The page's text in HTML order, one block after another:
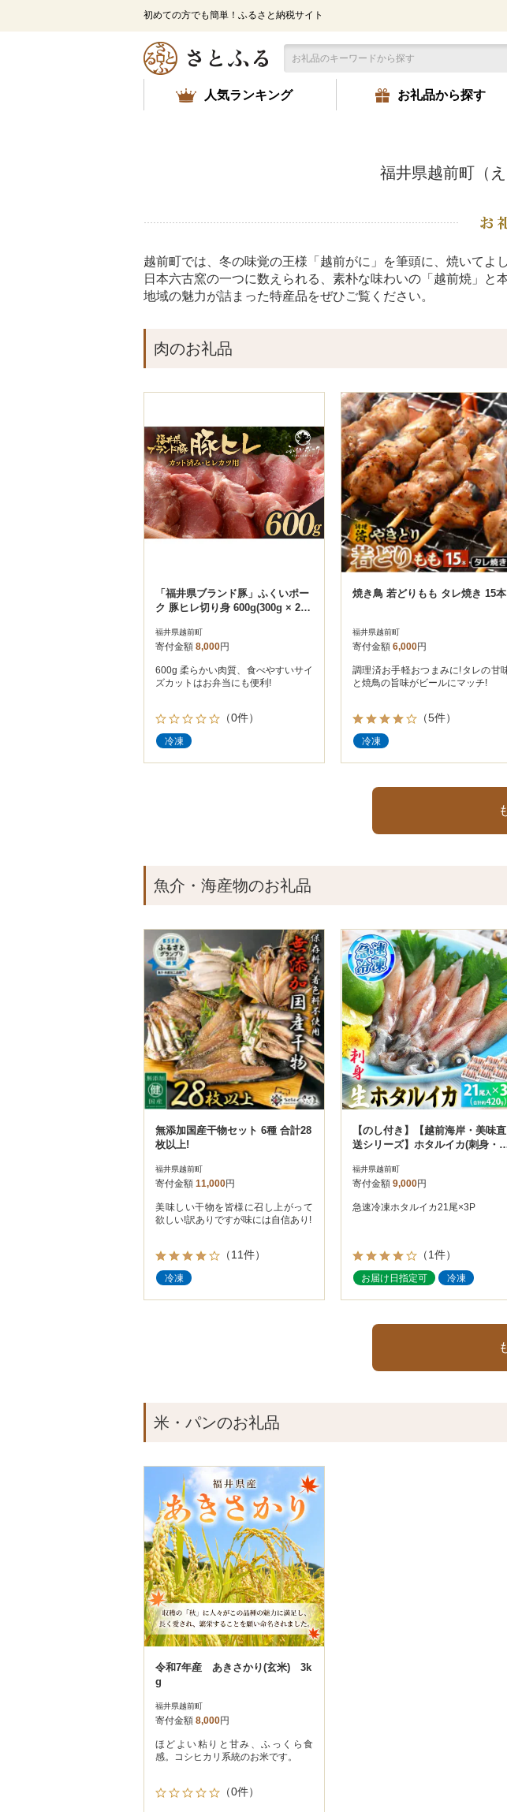
初めての方でも簡単！ふるさと納税サイト
人気ランキング お礼品から探す
福井県越前町（
越前町では、冬の味覚の王様「越前がに」を筆頭に、焼いてよ
日本六古窯の一つに数えられる、素朴な味わいの「越前焼」と
地域の魅力が詰まった特産品をぜひご覧ください。
肉のお礼品
「福井県ブランド豚」ふくいポー
ク 豚ヒレ切り身 600g(300g × 2パ
福井県越前町
寄付金額 8,000円
600g 柔らかい肉質、食べやすいサイ
ズカットはお弁当にも便利!
（0件）
冷凍
焼き鳥 若どりもも タレ焼き 15本
福井県越前町
寄付金額 6,000円
調理済お手軽おつまみに!タレの甘
と焼鳥の旨味がビールにマッチ!
（5件）
冷凍
魚介・海産物のお礼品
無添加国産干物セット 6種 合計28
枚以上!
福井県越前町
寄付金額 11,000円
美味しい干物を皆様に召し上がって
欲しい!訳ありですが味には自信あり!
（11件）
冷凍
【のし付き】【越前海岸・美味直
送シリーズ】ホタルイカ(刺身・
福井県越前町
寄付金額 9,000円
急速冷凍ホタルイカ21尾×3P
（1件）
お届け日指定可 冷凍
米・パンのお礼品
令和7年産 あきさかり(玄米) 3k
g
福井県越前町
寄付金額 8,000円
ほどよい粘りと甘み、ふっくら食
感。コシヒカリ系統のお米です。
（0件）